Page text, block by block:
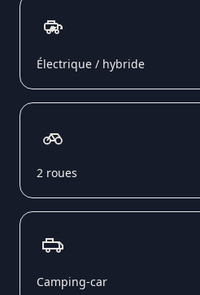
Électrique / hybride
2 roues
Camping-car